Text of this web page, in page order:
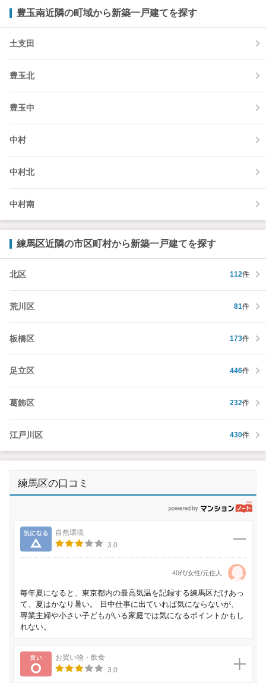
豊玉南近隣の町域から新築一戸建てを探す
土支田
豊玉北
豊玉中
中村
中村北
中村南
練馬区近隣の市区町村から新築一戸建てを探す
北区 112件
荒川区 81件
板橋区 173件
足立区 446件
葛飾区 232件
江戸川区 430件
練馬区の口コミ
気になる
自然環境
3.0
40代/女性/元住人
毎年夏になると、東京都内の最高気温を記録する練馬区だけあっ
て、夏はかなり暑い。 日中仕事に出ていれば気にならないが、
専業主婦や小さい子どもがいる家庭では気になるポイントかもし
れない。
良い
お買い物・飲食
3.0